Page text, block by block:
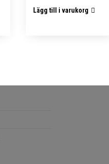
Lägg till i varukorg